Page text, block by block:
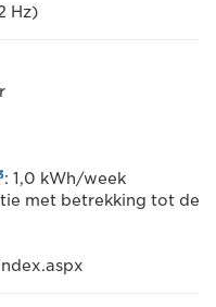
Hz)
: 1,0 kWh/week
met betrekking tot de